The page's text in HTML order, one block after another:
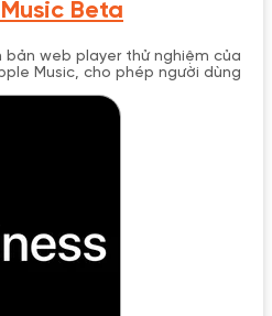
Beta
bản web player thử nghiệm của
Music, cho phép người dùng
ra mắt tháng 9/2019, Apple Music